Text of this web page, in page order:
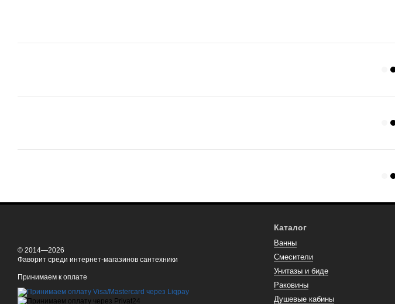
© 2014—2026
Фаворит среди интернет-магазинов сантехники
Принимаем к оплате
Каталог
Ванны
Смесители
Унитазы и биде
Раковины
Душевые кабины